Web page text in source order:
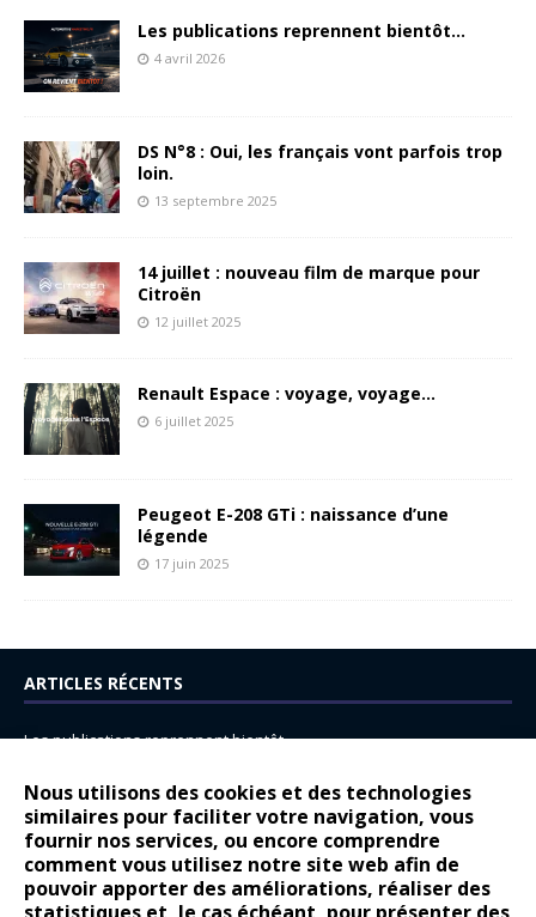
Nous utilisons des cookies et des technologies
similaires pour faciliter votre navigation, vous
fournir nos services, ou encore comprendre
comment vous utilisez notre site web afin de
pouvoir apporter des améliorations, réaliser des
Les publications reprennent bientôt…
4 avril 2026
DS N°8 : Oui, les français vont parfois trop
loin.
13 septembre 2025
14 juillet : nouveau film de marque pour
Citroën
12 juillet 2025
Renault Espace : voyage, voyage…
6 juillet 2025
Peugeot E-208 GTi : naissance d’une
légende
17 juin 2025
ARTICLES RÉCENTS
Les publications reprennent bientôt…
14 juillet : nouveau film de marque pour Citroën
Renault Espace : voyage, voyage…
Peugeot E-208 GTi : naissance d’une légende